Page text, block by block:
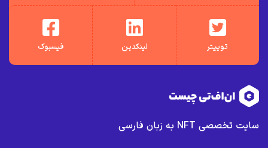
توییتر لینکدین فیسبوک
سایت تخصصی NFT به زبان فارسی